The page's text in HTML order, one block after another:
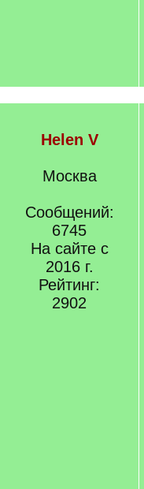
Helen V
Москва
Сообщений:
6745
На сайте с
2016 г.
Рейтинг:
2902